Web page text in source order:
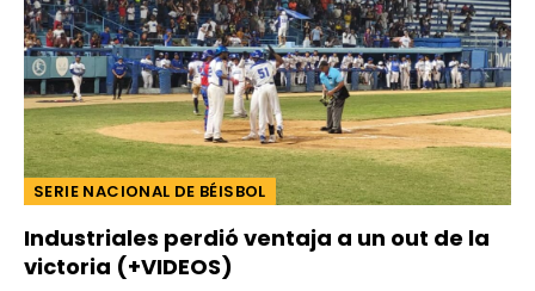
SERIE NACIONAL DE BÉISBOL
Industriales perdió ventaja a un out de la
victoria (+VIDEOS)